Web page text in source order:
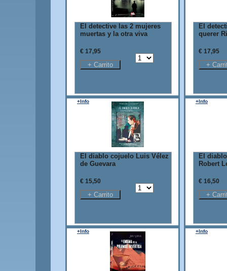
El detective las 2 mujeres
muertas y la otra viva
€ 17,95
El
querer
€ 17,95
+Info
El diablo cojuelo Luis Vélez
de Guevara
€ 15,50
+Info
El
Robert
€ 16,50
+Info +Info